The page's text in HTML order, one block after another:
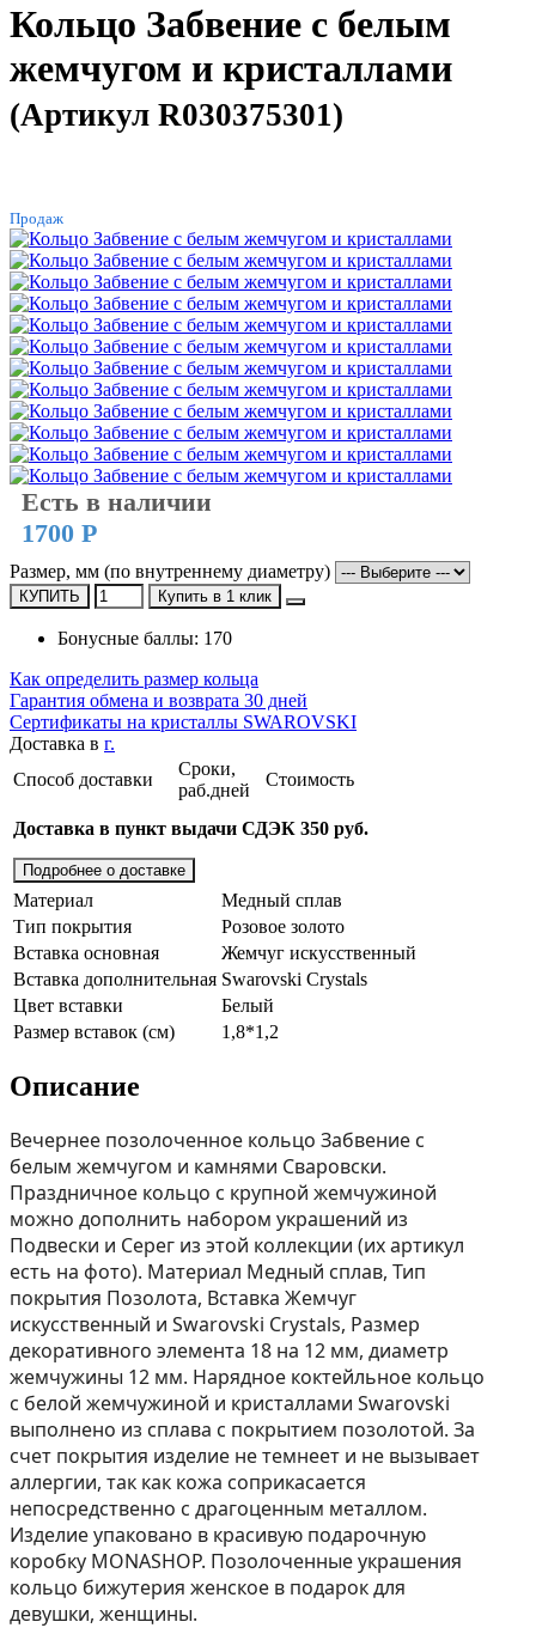
Кольцо Забвение с белым
жемчугом и кристаллами
(Артикул R030375301)
Продаж
Есть в наличии
1700 Р
Размер, мм (по внутреннему диаметру)
КУПИТЬ Купить в 1 клик
Бонусные баллы: 170
Как определить размер кольца
Гарантия обмена и возврата 30 дней
Сертификаты на кристаллы SWAROVSKI
Доставка в г.
Способ доставки
Сроки,
раб.дней
Стоимость
Доставка в пункт выдачи СДЭК 350 руб.
Подробнее о доставке
Материал
Медный сплав
Тип покрытия
Розовое золото
Вставка основная
Жемчуг искусственный
Вставка дополнительная Swarovski Crystals
Цвет вставки
Белый
Размер вставок (см)
1,8*1,2
Описание
Вечернее позолоченное кольцо Забвение с
белым жемчугом и камнями Сваровски.
Праздничное кольцо с крупной жемчужиной
можно дополнить набором украшений из
Подвески и Серег из этой коллекции (их aртикул
есть на фoто). Материал Медный сплав, Тип
покрытия Позолота, Вставка Жемчуг
искусственный и Swarovski Crystals, Размер
декоративного элемента 18 на 12 мм, диаметр
жемчужины 12 мм. Нарядное коктейльное кольцо
с белой жемчужиной и кристаллами Swarovski
выполнено из сплава с покрытием позолотой. За
счет покрытия изделие не темнеет и не вызывает
аллергии, так как кожа соприкасается
непосредственно с драгоценным металлом.
Изделие упаковано в красивую подарочную
коробку MONASHOP. Позолоченные украшения
кольцо бижутерия женское в подарок для
девушки, женщины.